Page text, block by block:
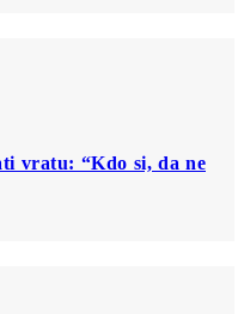
vratu: “Kdo si, da ne